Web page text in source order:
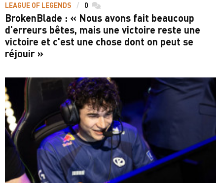
LEAGUE OF LEGENDS 0 commentaires
BrokenBlade : « Nous avons fait beaucoup
d'erreurs bêtes, mais une victoire reste une
victoire et c'est une chose dont on peut se
réjouir »